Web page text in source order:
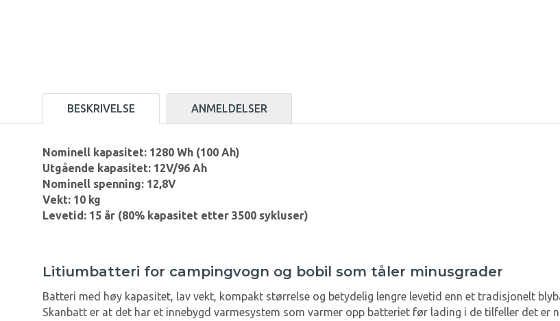
BESKRIVELSE ANMELDELSER
Nominell kapasitet: 1280 Wh (100 Ah)
Utgående kapasitet: 12V/96 Ah
Nominell spenning: 12,8V
Vekt: 10 kg
Levetid: 15 år (80% kapasitet etter 3500 sykluser)
Litiumbatteri for campingvogn og bobil som tåler minusgrader
Batteri med høy kapasitet, lav vekt, kompakt størrelse og betydelig lengre levetid enn et tradisjonelt
Skanbatt er at det har et innebygd varmesystem som varmer opp batteriet før lading i de tilfeller det er